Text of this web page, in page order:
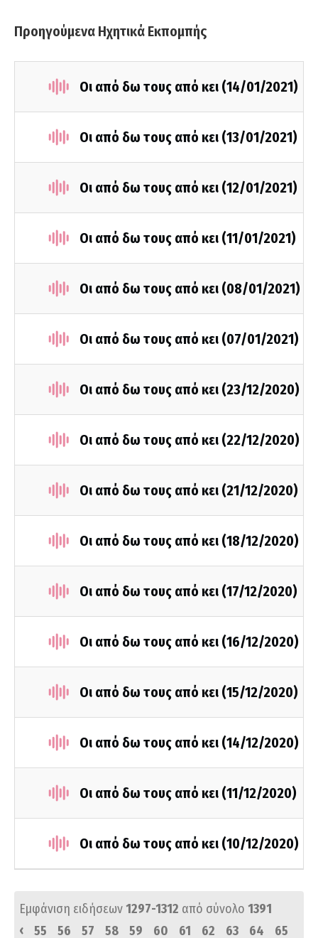
Προηγούμενα Ηχητικά Εκπομπής
Οι από δω τους από κει (14/01/2021)
Οι από δω τους από κει (13/01/2021)
Οι από δω τους από κει (12/01/2021)
Οι από δω τους από κει (11/01/2021)
Οι από δω τους από κει (08/01/2021)
Οι από δω τους από κει (07/01/2021)
Οι από δω τους από κει (23/12/2020)
Οι από δω τους από κει (22/12/2020)
Οι από δω τους από κει (21/12/2020)
Οι από δω τους από κει (18/12/2020)
Οι από δω τους από κει (17/12/2020)
Οι από δω τους από κει (16/12/2020)
Οι από δω τους από κει (15/12/2020)
Οι από δω τους από κει (14/12/2020)
Οι από δω τους από κει (11/12/2020)
Οι από δω τους από κει (10/12/2020)
Εμφάνιση ειδήσεων1297-1312 από σύνολο 1391
‹
55 56 57 58 59 60 61 62 63 64
65